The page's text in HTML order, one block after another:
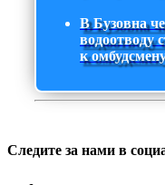
В Бузовна
водоотводу
к
Следите за нами в